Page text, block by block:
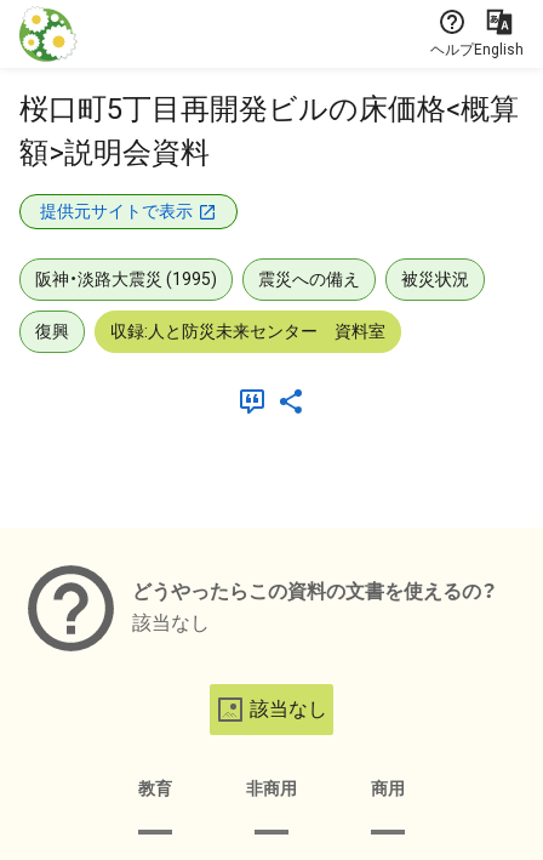
本文に飛ぶ
ヘルプEnglish
桜口町5丁目再開発ビルの床価格<概算
額>説明会資料
提供元サイトで表示
阪神・淡路大震災 (1995) 震災への備え 被災状況
復興 収録:人と防災未来センター 資料室
どうやったらこの資料の文書を使えるの？
該当なし
該当なし
教育 非商用 商用